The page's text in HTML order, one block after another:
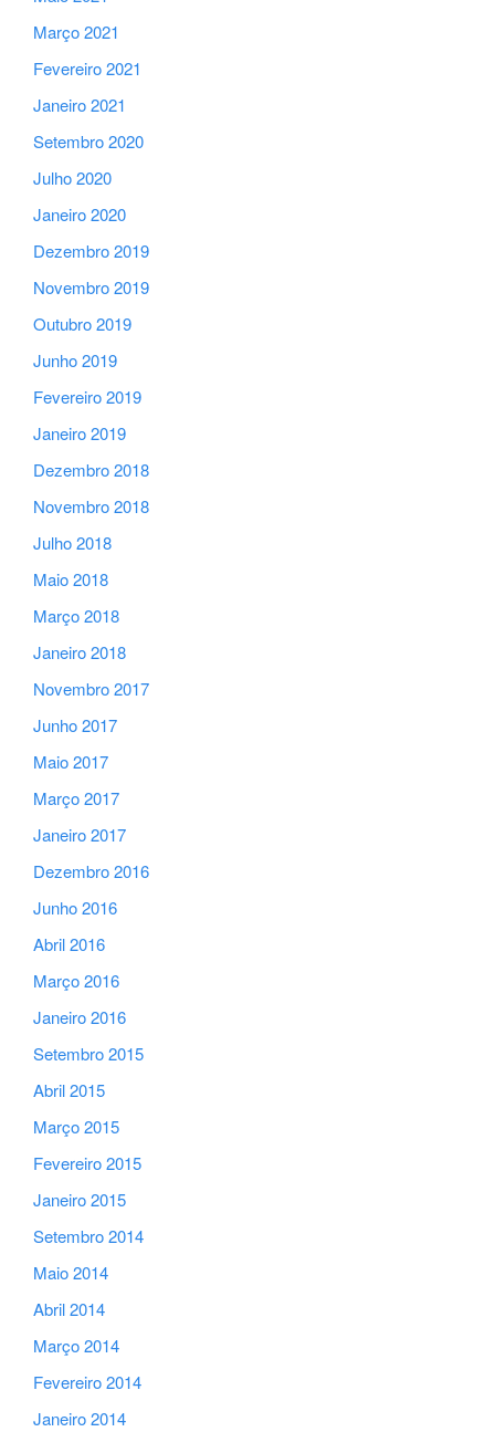
Março 2021
Fevereiro 2021
Janeiro 2021
Setembro 2020
Julho 2020
Janeiro 2020
Dezembro 2019
Novembro 2019
Outubro 2019
Junho 2019
Fevereiro 2019
Janeiro 2019
Dezembro 2018
Novembro 2018
Julho 2018
Maio 2018
Março 2018
Janeiro 2018
Novembro 2017
Junho 2017
Maio 2017
Março 2017
Janeiro 2017
Dezembro 2016
Junho 2016
Abril 2016
Março 2016
Janeiro 2016
Setembro 2015
Abril 2015
Março 2015
Fevereiro 2015
Janeiro 2015
Setembro 2014
Maio 2014
Abril 2014
Março 2014
Fevereiro 2014
Janeiro 2014